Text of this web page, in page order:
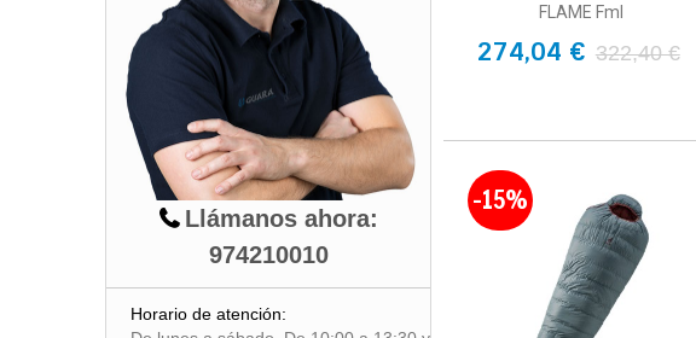
Llámanos ahora:
974210010
Horario de atención:
FLAME FmI
274,04 € 322,40 €
-15%